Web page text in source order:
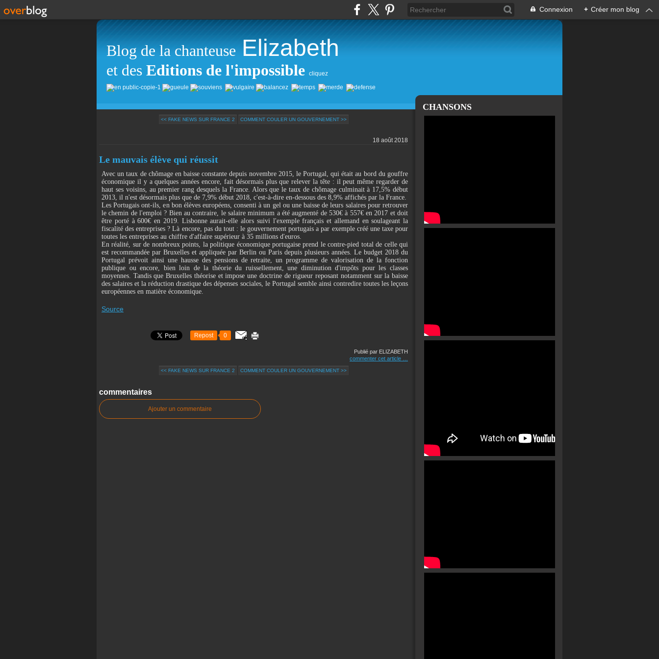
Connexion + Créer mon blog
Blog de la chanteuse Elizabeth
et des Editions de l'impossible cliquez
<< FAKE NEWS SUR FRANCE 2 COMMENT COULER UN GOUVERNEMENT >>
18 août 2018
Le mauvais élève qui réussit
Avec un taux de chômage en baisse constante depuis novembre 2015, le Portugal, qui était au bord du gouffre
économique il y a quelques années encore, fait désormais plus que relever la tête : il peut même regarder de
haut ses voisins, au premier rang desquels la France. Alors que le taux de chômage culminait à 17,5% début
2013, il n'est désormais plus que de 7,9% début 2018, c'est-à-dire en-dessous des 8,9% affichés par la France.
Les Portugais ont-ils, en bon élèves européens, consenti à un gel ou une baisse de leurs salaires pour retrouver
le chemin de l'emploi ? Bien au contraire, le salaire minimum a été augmenté de 530€ à 557€ en 2017 et doit
être porté à 600€ en 2019. Lisbonne aurait-elle alors suivi l'exemple français et allemand en soulageant la
fiscalité des entreprises ? Là encore, pas du tout : le gouvernement portugais a par exemple créé une taxe pour
toutes les entreprises au chiffre d'affaire supérieur à 35 millions d'euros.
En réalité, sur de nombreux points, la politique économique portugaise prend le contre-pied total de celle qui
est recommandée par Bruxelles et appliquée par Berlin ou Paris depuis plusieurs années. Le budget 2018 du
Portugal prévoit ainsi une hausse des pensions de retraite, un programme de valorisation de la fonction
publique ou encore, bien loin de la théorie du ruissellement, une diminution d'impôts pour les classes
moyennes. Tandis que Bruxelles théorise et impose une doctrine de rigueur reposant notamment sur la baisse
des salaires et la réduction drastique des dépenses sociales, le Portugal semble ainsi contredire toutes les leçons
européennes en matière économique.
Source
Repost 0
Publié par ELIZABETH
commenter cet article
<< FAKE NEWS SUR FRANCE 2 COMMENT COULER UN GOUVERNEMENT >>
commentaires
Ajouter un commentaire
CHANSONS